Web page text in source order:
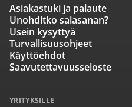
Asiakastuki ja palaute
Unohditko salasanan?
Usein kysyttyä
Turvallisuusohjeet
Käyttöehdot
Saavutettavuusseloste
YRITYKSILLE